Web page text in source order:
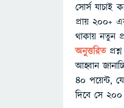
সোর্স যাচাই
প্রায় ২০০+
থাকায় নতুন
অনুত্তরিত
আহ্বান
৪০ পয়েন্ট,
দিবে সে ২০০